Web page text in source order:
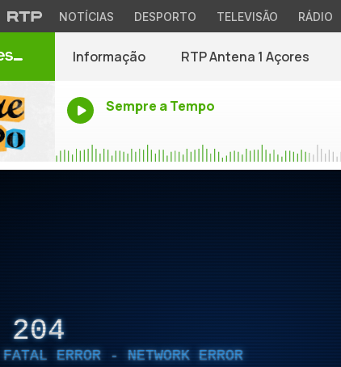
NOTÍCIAS DESPORTO TELEVISÃO RÁDIO
Informação RTP Antena 1 Açores
Sempre a Tempo
204
ERROR - NETWORK ERROR